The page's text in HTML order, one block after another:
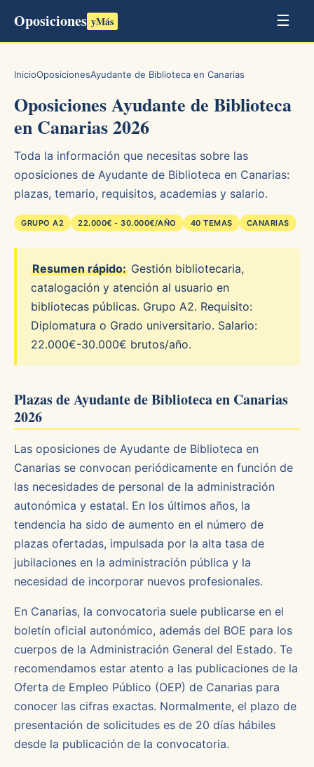
Oposiciones yMás ☰
InicioOposicionesAyudante de Biblioteca en Canarias
Oposiciones Ayudante de Biblioteca
en Canarias 2026
Toda la información que necesitas sobre las
oposiciones de Ayudante de Biblioteca en Canarias:
plazas, temario, requisitos, academias y salario.
GRUPO A2 22.000€ - 30.000€/AÑO 40 TEMAS CANARIAS
Resumen rápido: Gestión bibliotecaria,
catalogación y atención al usuario en
bibliotecas públicas. Grupo A2. Requisito:
Diplomatura o Grado universitario. Salario:
22.000€-30.000€ brutos/año.
Plazas de Ayudante de Biblioteca en Canarias
2026
Las oposiciones de Ayudante de Biblioteca en
Canarias se convocan periódicamente en función de
las necesidades de personal de la administración
autonómica y estatal. En los últimos años, la
tendencia ha sido de aumento en el número de
plazas ofertadas, impulsada por la alta tasa de
jubilaciones en la administración pública y la
necesidad de incorporar nuevos profesionales.
En Canarias, la convocatoria suele publicarse en el
boletín oficial autonómico, además del BOE para los
cuerpos de la Administración General del Estado. Te
recomendamos estar atento a las publicaciones de la
Oferta de Empleo Público (OEP) de Canarias para
conocer las cifras exactas. Normalmente, el plazo de
presentación de solicitudes es de 20 días hábiles
desde la publicación de la convocatoria.